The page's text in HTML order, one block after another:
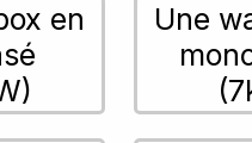
en
Une